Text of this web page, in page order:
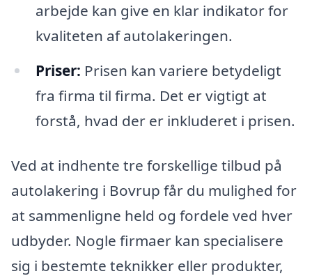
arbejde kan give en klar indikator for
kvaliteten af autolakeringen.
Priser: Prisen kan variere betydeligt
fra firma til firma. Det er vigtigt at
forstå, hvad der er inkluderet i prisen.
Ved at indhente tre forskellige tilbud på
autolakering i Bovrup får du mulighed for
at sammenligne held og fordele ved hver
udbyder. Nogle firmaer kan specialisere
sig i bestemte teknikker eller produkter,